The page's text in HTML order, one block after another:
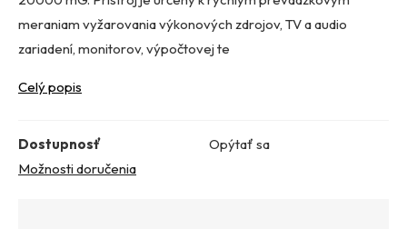
meraniam vyžarovania výkonových zdrojov, TV a audio
zariadení, monitorov, výpočtovej te
Celý popis
Dostupnosť
Opýtať sa
Možnosti doručenia